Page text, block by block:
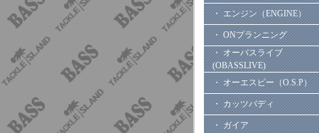
・ エンジン（ENGINE）
・ ONプランニング
・ オーバスライブ
(OBASSLIVE)
・ オーエスピー（O.S.P）
・ カッツバディ
・ ガイア